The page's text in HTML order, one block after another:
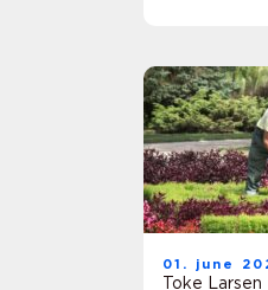
01. june
Toke Larsen